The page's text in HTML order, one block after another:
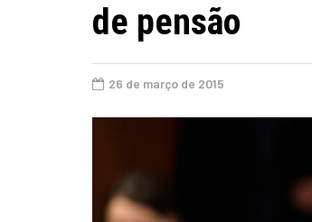
de pensão
26 de março de 2015